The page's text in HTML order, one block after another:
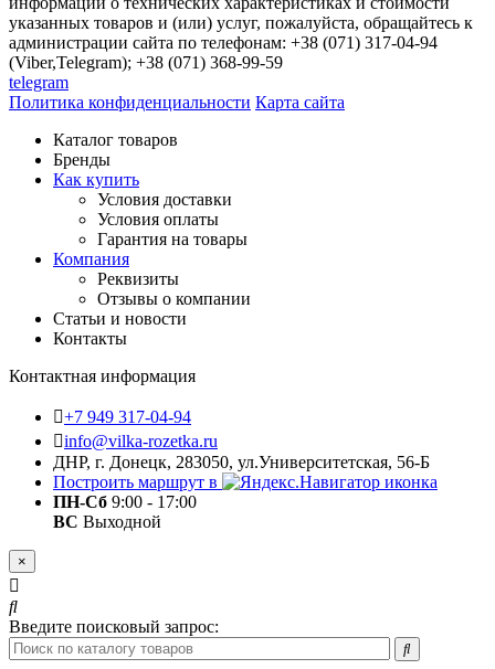
указанных товаров и (или) услуг, пожалуйста, обращайтесь к
администрации сайта по телефонам: +38 (071) 317-04-94
(Viber,Telegram); +38 (071) 368-99-59
telegram
Политика конфиденциальности Карта сайта
Каталог товаров
Бренды
Как купить
Условия доставки
Условия оплаты
Гарантия на товары
Компания
Реквизиты
Отзывы о компании
Статьи и новости
Контакты
Контактная информация
+7 949 317-04-94
info@vilka-rozetka.ru
ДНР, г. Донецк, 283050, ул.Университетская, 56-Б
Построить маршрут в
ПН-Сб 9:00 - 17:00
ВС Выходной
×
Введите поисковый запрос: